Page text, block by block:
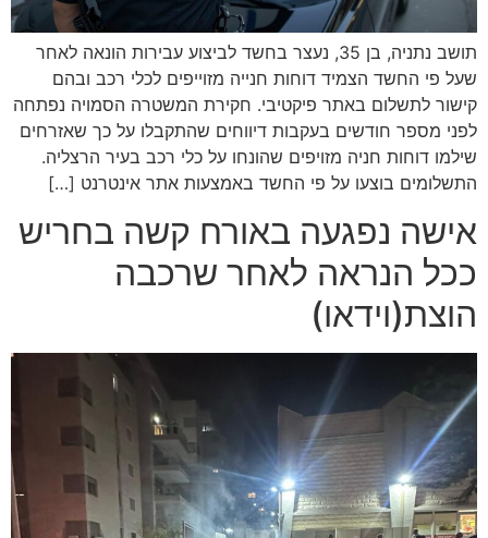
תושב נתניה, בן 35, נעצר בחשד לביצוע עבירות הונאה לאחר
שעל פי החשד הצמיד דוחות חנייה מזוייפים לכלי רכב ובהם
קישור לתשלום באתר פיקטיבי. חקירת המשטרה הסמויה נפתחה
לפני מספר חודשים בעקבות דיווחים שהתקבלו על כך שאזרחים
שילמו דוחות חניה מזויפים שהונחו על כלי רכב בעיר הרצליה.
התשלומים בוצעו על פי החשד באמצעות אתר אינטרנט […]
אישה נפגעה באורח קשה בחריש
ככל הנראה לאחר שרכבה
הוצת(וידאו)